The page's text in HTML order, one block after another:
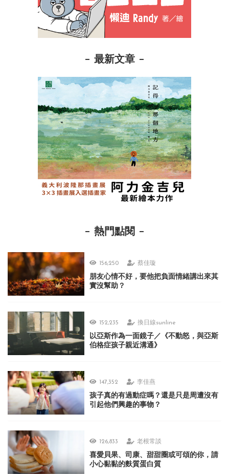
最新文章
熱門點閱
156,250 蔡佳璇
朋友心情不好，要他把負面情緒講出來其
實沒幫助？
152,235 換日線sunline
以亞斯作為一面鏡子／《不動怒，與亞斯
伯格症孩子親近溝通》
147,352 李佳燕
孩子真的有過動症嗎？還是只是周遭沒有
引起他們興趣的事物？
126,833 老根常談
喜愛貝果、司康、甜甜圈或可頌的你，請
小心黏黏的麩質蛋白質